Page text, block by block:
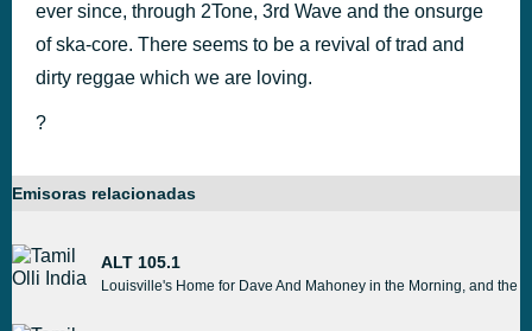
ever since, through 2Tone, 3rd Wave and the onsurge
of ska-core. There seems to be a revival of trad and
dirty reggae which we are loving.
?
Emisoras relacionadas
ALT 105.1
Louisville's Home for Dave And Mahoney in the Morning, and the